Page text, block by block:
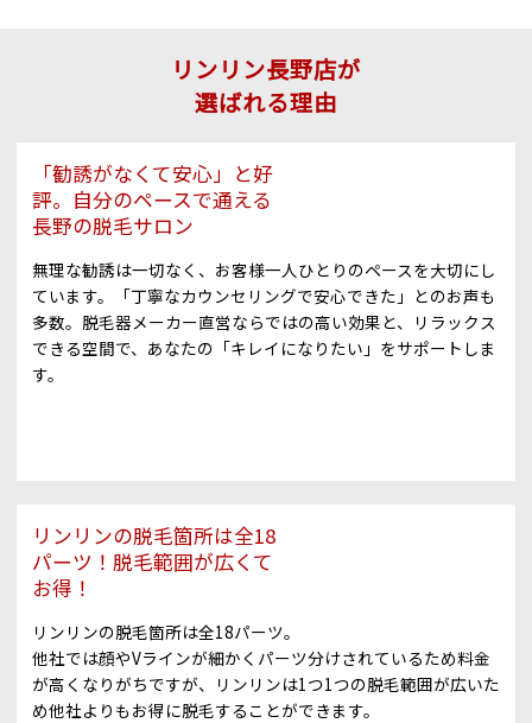
リンリン長野店が
選ばれる理由
「勧誘がなくて安心」と好
評。自分のペースで通える
長野の脱毛サロン
無理な勧誘は一切なく、お客様一人ひとりのペースを大切にし
ています。「丁寧なカウンセリングで安心できた」とのお声も
多数。脱毛器メーカー直営ならではの高い効果と、リラックス
できる空間で、あなたの「キレイになりたい」をサポートしま
す。
リンリンの脱毛箇所は全18
パーツ！脱毛範囲が広くて
お得！
リンリンの脱毛箇所は全18パーツ。
他社では顔やVラインが細かくパーツ分けされているため料金
が高くなりがちですが、リンリンは1つ1つの脱毛範囲が広いた
め他社よりもお得に脱毛することができます。